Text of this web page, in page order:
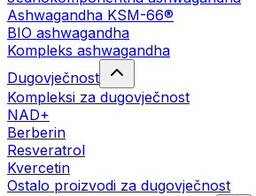
Ashwagandha KSM-66®
BIO ashwagandha
Kompleks ashwagandha
Dugovječnost
Kompleksi za dugovječnost
NAD+
Berberin
Resveratrol
Kvercetin
Ostalo proizvodi za dugovječnost